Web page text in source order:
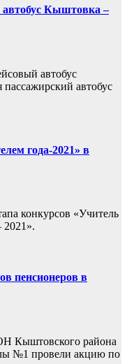
автобус Кыштовка –
автобус
автобус
года-2021» в
конкурсов «Учитель
пенсионеров в
Кыштовского района
№1 провели акцию по